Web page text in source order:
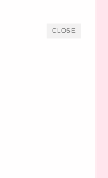
CLOSE